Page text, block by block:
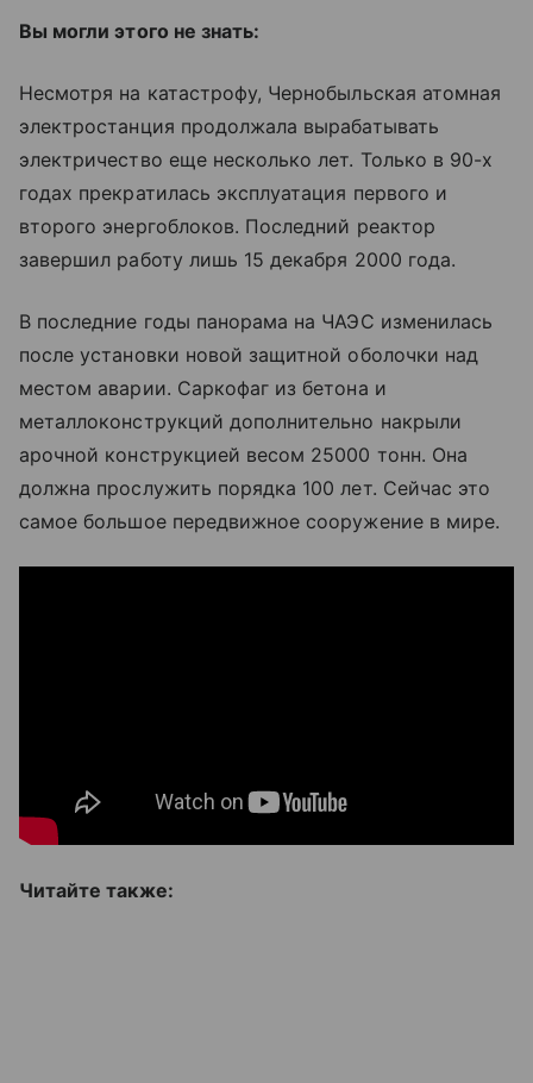
Вы могли этого не знать:
Несмотря на катастрофу, Чернобыльская атомная
электростанция продолжала вырабатывать
электричество еще несколько лет. Только в 90-х
годах прекратилась эксплуатация первого и
второго энергоблоков. Последний реактор
завершил работу лишь 15 декабря 2000 года.
В последние годы панорама на ЧАЭС изменилась
после установки новой защитной оболочки над
местом аварии. Саркофаг из бетона и
металлоконструкций дополнительно накрыли
арочной конструкцией весом 25000 тонн. Она
должна прослужить порядка 100 лет. Сейчас это
самое большое передвижное сооружение в мире.
Читайте также: